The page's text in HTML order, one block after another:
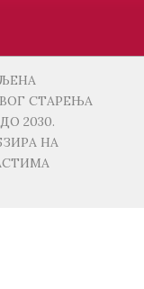
СТАРЕЊА
2030.
НА